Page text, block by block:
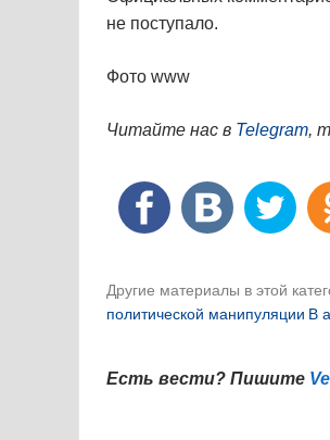
не поступало.
Фото www
Читайте нас в Telegram,
Другие материалы в этой
политической манипуляции В
Есть вести? Пишите